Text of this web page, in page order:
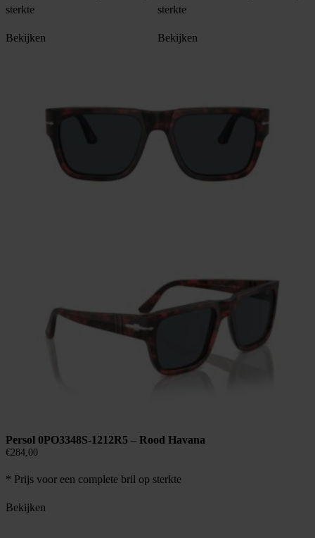
sterkte
Bekijken
sterkte
Bekijken
Persol 0PO3348S-1212R5 – Rood Havana
€284,00
* Prijs voor een complete bril op sterkte
Bekijken